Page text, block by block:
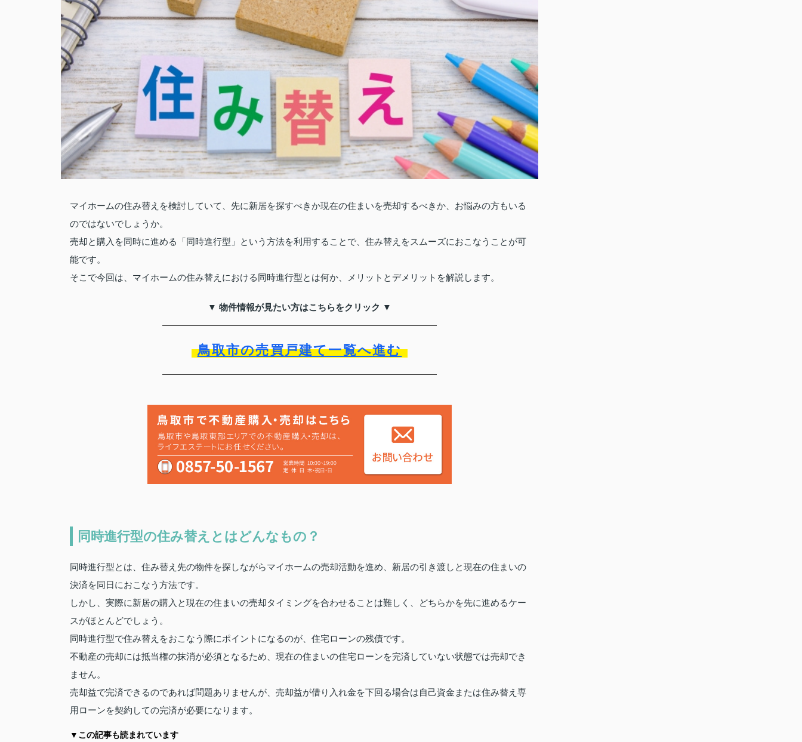
マイホームの住み替えを検討していて、先に新居を探すべきか現在の住まいを売却するべきか、お悩みの方もいる
のではないでしょうか。
売却と購入を同時に進める「同時進行型」という方法を利用することで、住み替えをスムーズにおこなうことが可
能です。
そこで今回は、マイホームの住み替えにおける同時進行型とは何か、メリットとデメリットを解説します。
▼ 物件情報が見たい方はこちらをクリック ▼
鳥取市の売買戸建て一覧へ進む
同時進行型の住み替えとはどんなもの？
同時進行型とは、住み替え先の物件を探しながらマイホームの売却活動を進め、新居の引き渡しと現在の住まいの
決済を同日におこなう方法です。
しかし、実際に新居の購入と現在の住まいの売却タイミングを合わせることは難しく、どちらかを先に進めるケー
スがほとんどでしょう。
同時進行型で住み替えをおこなう際にポイントになるのが、住宅ローンの残債です。
不動産の売却には抵当権の抹消が必須となるため、現在の住まいの住宅ローンを完済していない状態では売却でき
ません。
売却益で完済できるのであれば問題ありませんが、売却益が借り入れ金を下回る場合は自己資金または住み替え専
用ローンを契約しての完済が必要になります。
▼この記事も読まれています